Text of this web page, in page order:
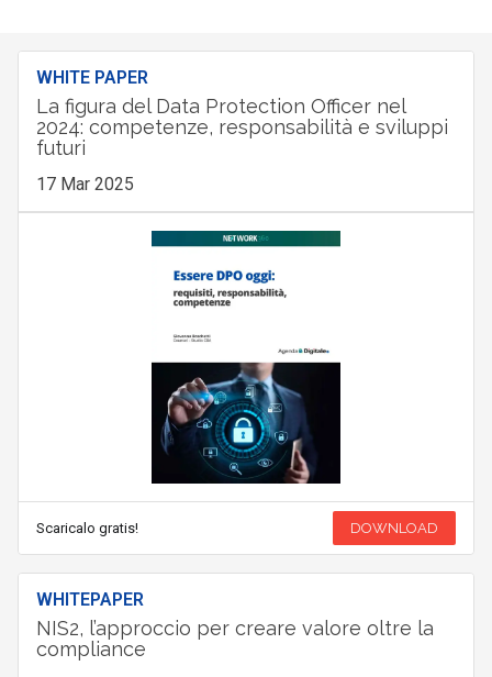
WHITE PAPER
La figura del Data Protection Officer nel
2024: competenze, responsabilità e sviluppi
futuri
17 Mar 2025
Scaricalo gratis! DOWNLOAD
WHITEPAPER
NIS2, l’approccio per creare valore oltre la
compliance